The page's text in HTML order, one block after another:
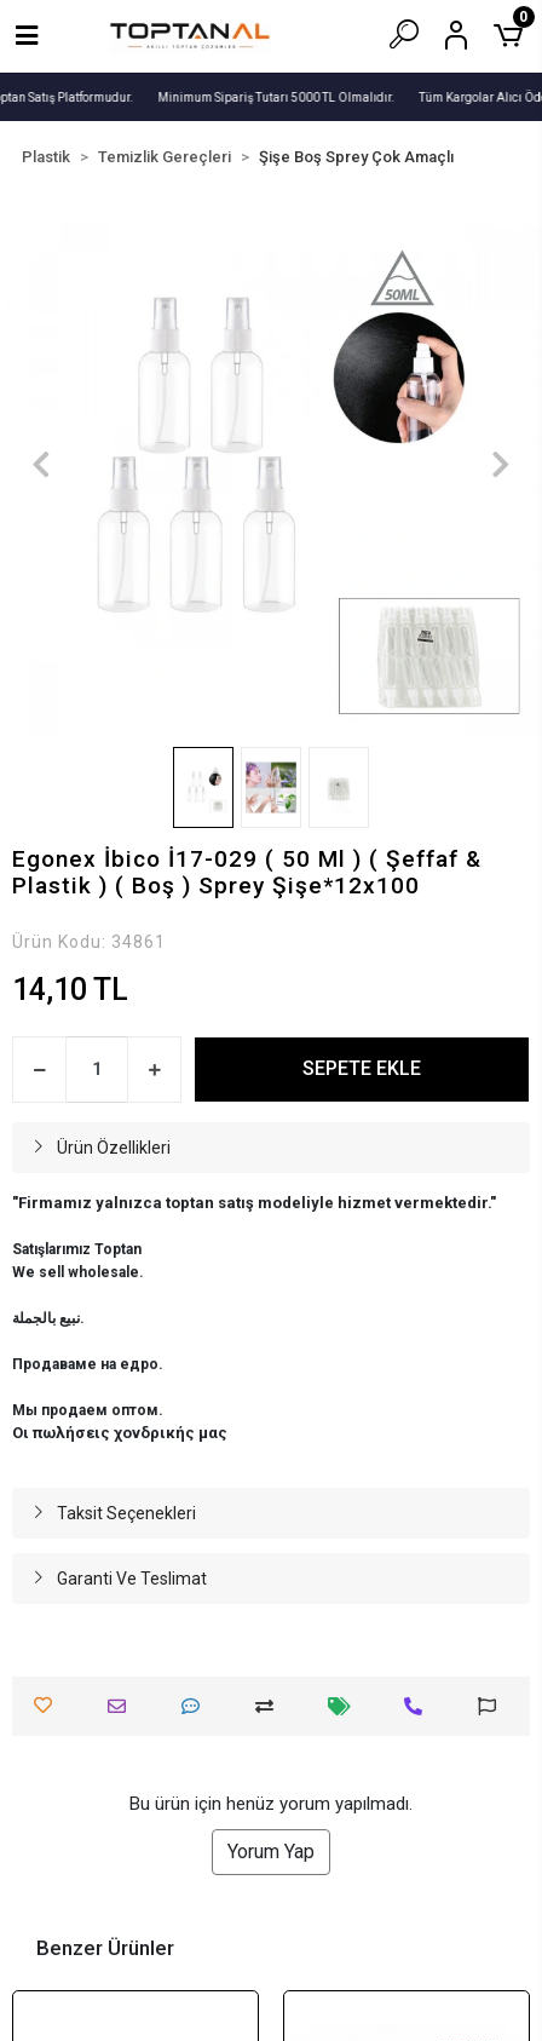
Satış Platformudur. Minimum Sipariş Tutarı 5000 TL Olmalıdır. Tüm Kargolar Alıcı
0
Plastik Temizlik Gereçleri Şişe Boş Sprey Çok Amaçlı
Egonex İbico İ17-029 ( 50 Ml ) ( Şeffaf &
Plastik ) ( Boş ) Sprey Şişe*12x100
Ürün Kodu: 34861
14,10 TL
SEPETE EKLE
Ürün Özellikleri
"Firmamız yalnızca toptan satış modeliyle hizmet vermektedir."
Satışlarımız Toptan
We sell wholesale.
نبيع بالجملة.
Продаваме на едро.
Мы продаем оптом.
Οι πωλήσεις χονδρικής μας
Taksit Seçenekleri
Garanti Ve Teslimat
Bu ürün için henüz yorum yapılmadı.
Yorum Yap
Benzer Ürünler